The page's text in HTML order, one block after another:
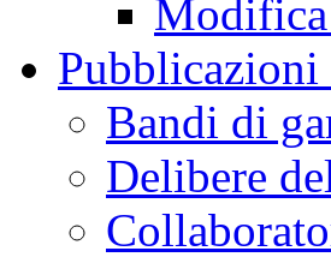
Modifica
Bandi di
Delibere